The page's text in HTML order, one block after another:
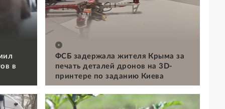
в
ФСБ задержала жителя Крыма за
печать деталей дронов на 3D-
принтере по заданию Киева